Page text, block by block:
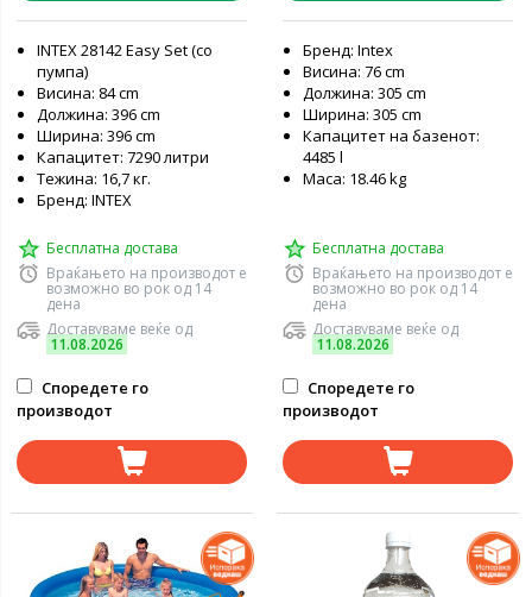
INTEX 28142 Easy Set (со
пумпа)
Висина: 84 cm
Должина: 396 cm
Ширина: 396 cm
Капацитет: 7290 литри
Тежина: 16,7 кг.
Бренд: INTEX
Бесплатна достава
Враќањето на производот е
возможно во рок од 14
дена
Доставуваме веќе од
11.08.2026
Споредете го
производот
Бренд: Intex
Висина: 76 cm
Должина: 305 cm
Ширина: 305 cm
Капацитет на базенот:
4485 l
Маса: 18.46 kg
Бесплатна достава
Враќањето на производот е
возможно во рок од 14
дена
Доставуваме веќе од
11.08.2026
Споредете го
производот